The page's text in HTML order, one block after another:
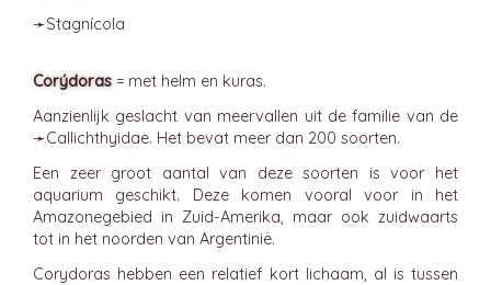
➛Stagnícola
Corýdoras = met helm en kuras.
Aanzienlijk geslacht van meervallen uit de familie van de
➛Callichthyidae. Het bevat meer dan 200 soorten.
Een zeer groot aantal van deze soorten is voor het
aquarium geschikt. Deze komen vooral voor in het
Amazonegebied in Zuid-Amerika, maar ook zuidwaarts
tot in het noorden van Argentinië.
Corydoras hebben een relatief kort lichaam, al is tussen